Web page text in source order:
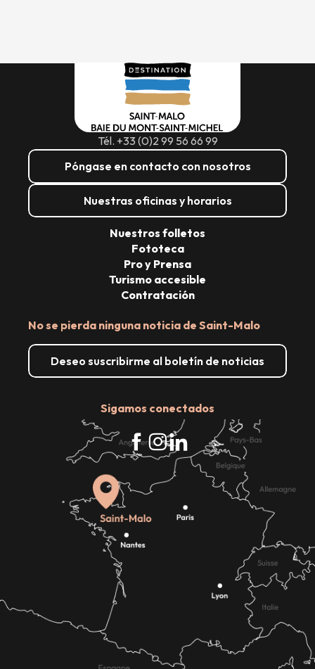
Tél. +33 (0)2 99 56 66 99
Póngase en contacto con nosotros
Nuestras oficinas y horarios
No se pierda ninguna noticia de Saint-Malo
Deseo suscribirme al boletín de noticias
Sigamos conectados
Nuestros folletos
Fototeca
Pro y Prensa
Turismo accesible
Contratación